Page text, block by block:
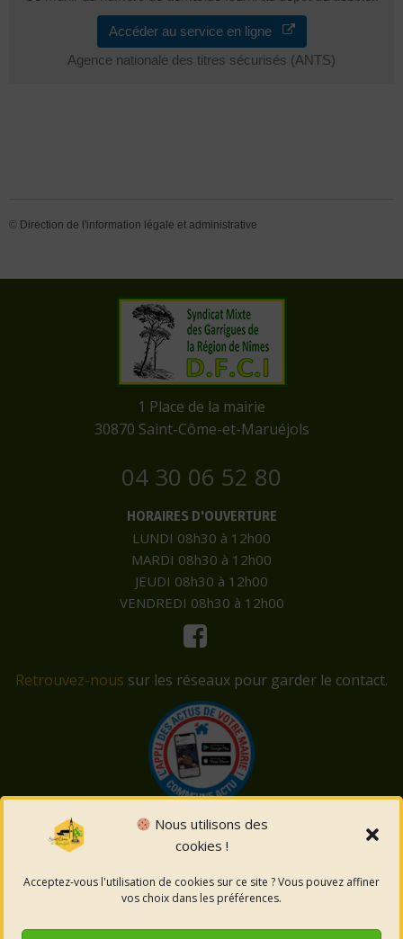
Nous utilisons des
cookies !
Acceptez-vous l'utilisation de cookies sur ce site ? Vous pouvez affiner
vos choix dans les préférences.
Accéder au service en ligne
Agence nationale des titres sécurisés (ANTS)
© Direction de l'information légale et administrative
​1 Place de la mairie
​30870 Saint-Côme-et-Maruéjols
04 30 06 52 80
HORAIRES D'OUVERTURE
LUNDI 08h30 à 12h00
MARDI 08h30 à 12h00
JEUDI 08h30 à 12h00
VENDREDI 08h30 à 12h00
Retrouvez-nous sur les réseaux pour garder le contact.
© 2026 Saint-Côme-et-Maruéjols. Un service proposé
Mentions légales